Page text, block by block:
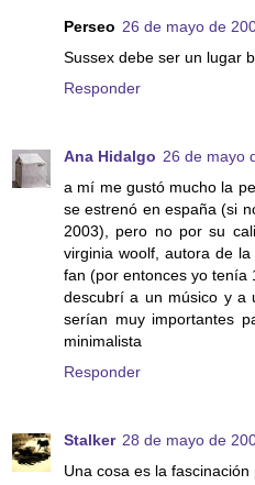
Perseo 26 de mayo de
Sussex debe ser un lugar
Responder
Ana Hidalgo 26 de mayo
a mí me gustó mucho la
se estrenó en españa (si
2003), pero no por su
virginia woolf, autora de
fan (por entonces yo tenía
descubrí a un músico y a
serían muy importantes
minimalista
Responder
Stalker 28 de mayo de
Una cosa es la